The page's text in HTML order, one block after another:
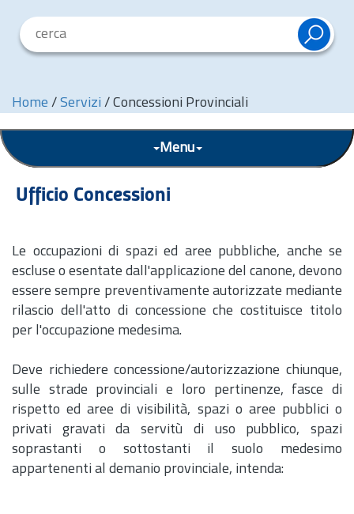
Home / Servizi / Concessioni Provinciali
Menu
Ufficio Concessioni
Le occupazioni di spazi ed aree pubbliche, anche se
escluse o esentate dall'applicazione del canone, devono
essere sempre preventivamente autorizzate mediante
rilascio dell'atto di concessione che costituisce titolo
per l'occupazione medesima.
Deve richiedere concessione/autorizzazione chiunque,
sulle strade provinciali e loro pertinenze, fasce di
rispetto ed aree di visibilità, spazi o aree pubblici o
privati gravati da servitù di uso pubblico, spazi
soprastanti o sottostanti il suolo medesimo
appartenenti al demanio provinciale, intenda: